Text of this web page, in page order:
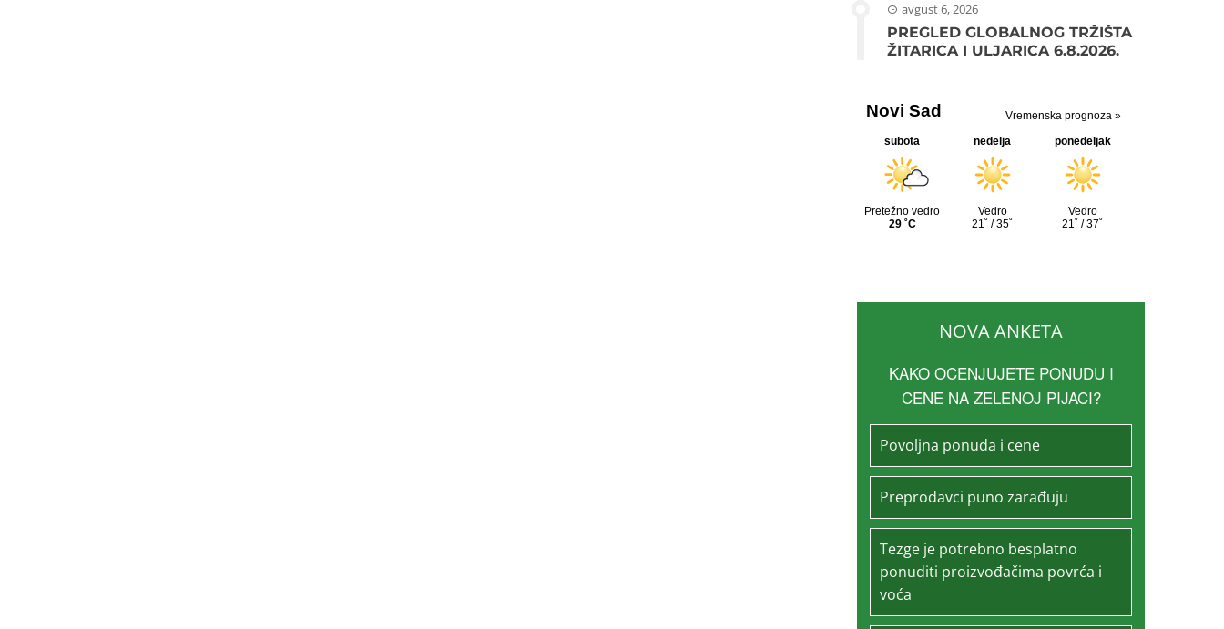
avgust 6, 2026
PREGLED GLOBALNOG TRŽIŠTA
ŽITARICA I ULJARICA 6.8.2026.
NOVA ANKETA
KAKO OCENJUJETE PONUDU I
CENE NA ZELENOJ PIJACI?
Povoljna ponuda i cene
Preprodavci puno zarađuju
Tezge je potrebno besplatno
ponuditi proizvođačima povrća i
voća